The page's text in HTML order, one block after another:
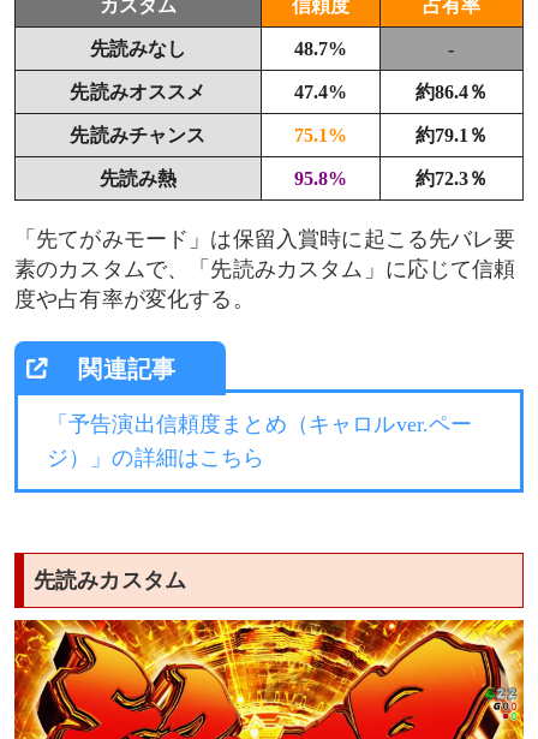
カスタム 信頼度 占有率
先読みなし 48.7% -
先読みオススメ 47.4% 約86.4％
先読みチャンス 75.1% 約79.1％
先読み熱 95.8% 約72.3％
「先てがみモード」は保留入賞時に起こる先バレ要
素のカスタムで、「先読みカスタム」に応じて信頼
度や占有率が変化する。
「予告演出信頼度まとめ（キャロルver.ペー
ジ）」の詳細はこちら
先読みカスタム